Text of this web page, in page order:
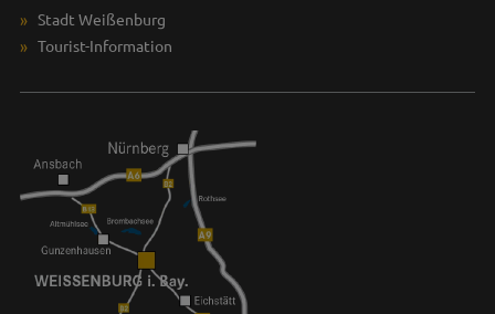
Stadt Weißenburg
Tourist-Information